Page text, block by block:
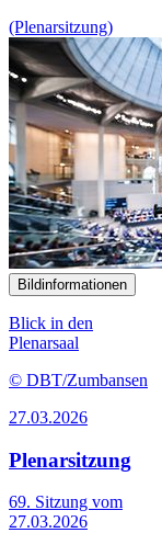
(Plenarsitzung)
Bildinformationen
Blick in den
Plenarsaal
© DBT/Zumbansen
27.03.2026
Plenarsitzung
69. Sitzung vom
27.03.2026